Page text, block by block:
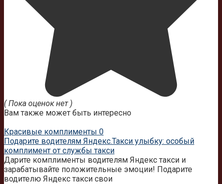
( Пока оценок нет )
Вам также может быть интересно
Красивые комплименты 0
Подарите водителям Яндекс.Такси улыбку: особый
комплимент от службы такси
Дарите комплименты водителям Яндекс такси и
зарабатывайте положительные эмоции! Подарите
водителю Яндекс такси свои